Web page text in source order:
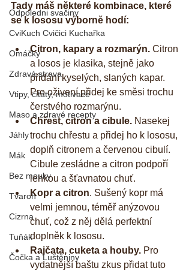
Odpoledni svačiny
CviKuch Cvičici Kuchařka
Omáčky
Zdravá strava
Vtipy, citáty, motivace
Maso a zdravé recepty
Jáhly
Mák
Bez mouky
Tvaroh
Cizrna
Tuňák
Čočka a Luštěniny
Tady máš některé kombinace, které
se k lososu výborně hodí:
Citron, kapary a rozmarýn. Citron
a losos je klasika, stejně jako
přidání kyselých, slaných kapar.
Pro oživení přidej ke směsi trochu
čerstvého rozmarýnu.
Chřest, citron a cibule. Nasekej
trochu chřestu a přidej ho k lososu,
doplň citronem a červenou cibulí.
Cibule zesládne a citron podpoří
lehkou a šťavnatou chuť.
Kopr a citron. Sušený kopr má
velmi jemnou, téměř anýzovou
chuť, což z něj dělá perfektní
doplněk k lososu.
Rajčata, cuketa a houby. Pro
vydatnější baštu zkus přidat tuto